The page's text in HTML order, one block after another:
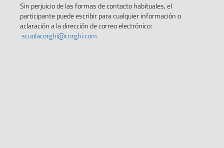
Sin perjuicio de las formas de contacto habituales, el
participante puede escribir para cualquier información o
aclaración a la dirección de correo electrónico:
scuolacorghi@corghi.com